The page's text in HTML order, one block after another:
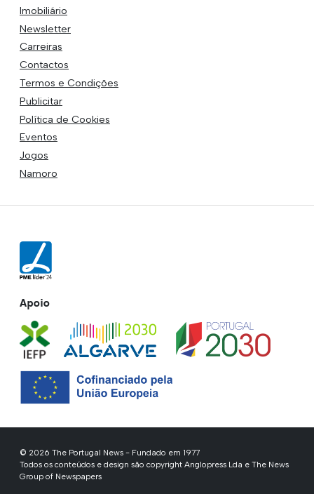
Imobiliário
Newsletter
Carreiras
Contactos
Termos e Condições
Publicitar
Política de Cookies
Eventos
Jogos
Namoro
Apoio
© 2026 The Portugal News - Fundado em 1977
Todos os conteúdos e design são copyright Anglopress Lda e The News
Group of Newspapers